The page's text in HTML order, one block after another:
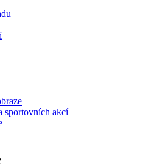
sportovních akcí